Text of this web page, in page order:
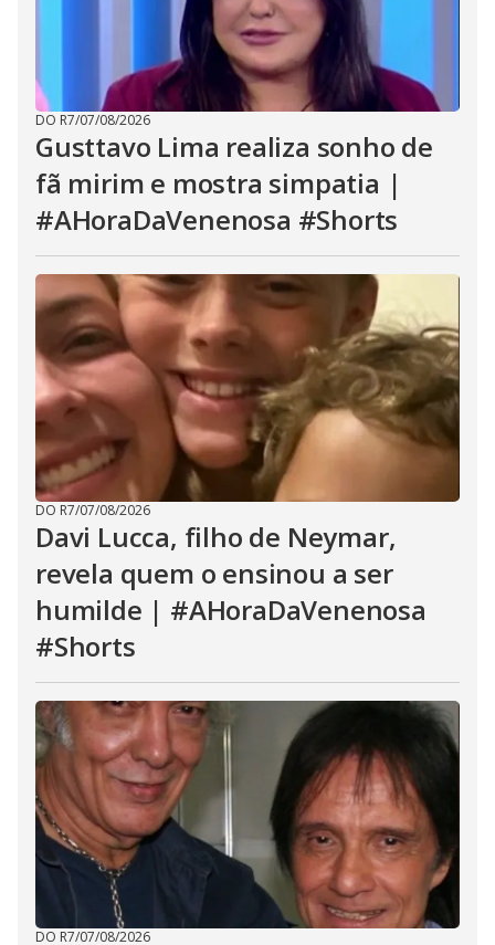
DO R7/07/08/2026
Gusttavo Lima realiza sonho de
fã mirim e mostra simpatia |
#AHoraDaVenenosa #Shorts
DO R7/07/08/2026
Davi Lucca, filho de Neymar,
revela quem o ensinou a ser
humilde | #AHoraDaVenenosa
#Shorts
DO R7/07/08/2026